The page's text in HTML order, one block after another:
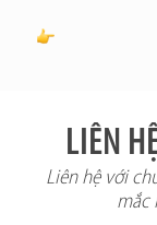
LIÊN
Liên hệ với
mắc